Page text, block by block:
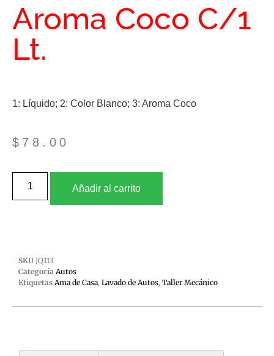
Aroma Coco C/1
Lt.
1: Líquido; 2: Color Blanco; 3: Aroma Coco
$ 78.00
Añadir al carrito
SKU JQ113
Categoría Autos
Etiquetas Ama de Casa, Lavado de Autos, Taller Mecánico